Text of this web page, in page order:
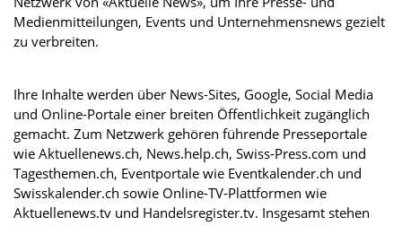
Medienmitteilungen, Events und Unternehmensnews gezielt
zu verbreiten.
Ihre Inhalte werden über News-Sites, Google, Social Media
und Online-Portale einer breiten Öffentlichkeit zugänglich
gemacht. Zum Netzwerk gehören führende Presseportale
wie Aktuellenews.ch, News.help.ch, Swiss-Press.com und
Tagesthemen.ch, Eventportale wie Eventkalender.ch und
Swisskalender.ch sowie Online-TV-Plattformen wie
Aktuellenews.tv und Handelsregister.tv. Insgesamt stehen